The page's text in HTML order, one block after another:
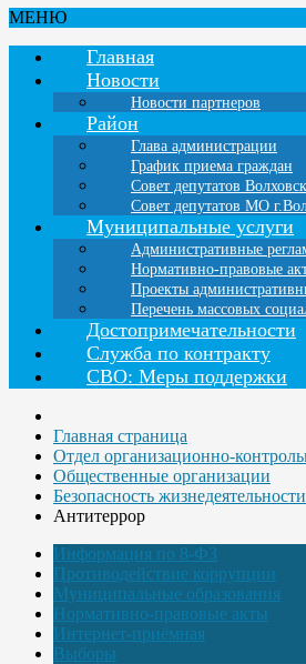
МЕНЮ
Главная
Новости
Новости партнеров
Район
Глава администрации
График приема граждан
Совет депутатов
Совет депутатов МО
Муниципальные услуги
Административные
Нормативно-правовые
Проекты
Перечень массовых
Достопримечательности
Служба по контракту
СВО: Меры поддержки
Главная страница
Отдел организационно-
Общественные организации
Безопасность
Антитеррор
Информация по 8-ФЗ
Противодействие коррупции
Муниципальные образования
Нормативно-правовые акты
Интернет-приёмная
Выборы